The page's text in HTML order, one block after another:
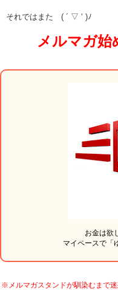
それではまた ( ´ ▽ ‘ )ﾉ
メルマガ
お金は欲
マイペースで「
※メルマガスタンドが馴染むまで